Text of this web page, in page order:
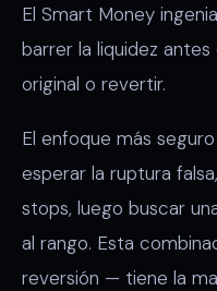
El Smart Money
barrer la liquidez
original o revertir.
El enfoque más
esperar la ruptura
stops, luego buscar
al rango. Esta
reversión — tiene la